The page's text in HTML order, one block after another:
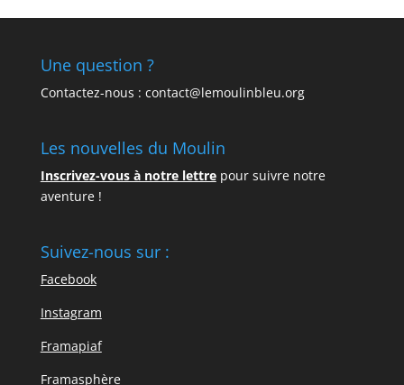
Une question ?
Contactez-nous : contact@lemoulinbleu.org
Les nouvelles du Moulin
Inscrivez-vous à notre lettrepour suivre notre
aventure !
Suivez-nous sur :
Facebook
Instagram
Framapiaf
Framasphère